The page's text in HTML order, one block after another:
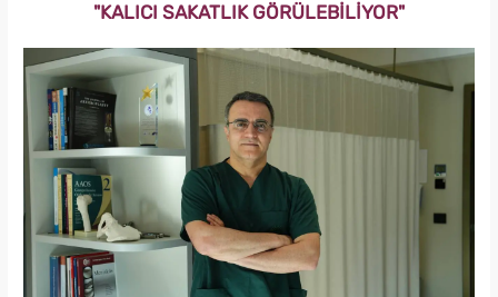
"KALICI SAKATLIK GÖRÜLEBİLİYOR"